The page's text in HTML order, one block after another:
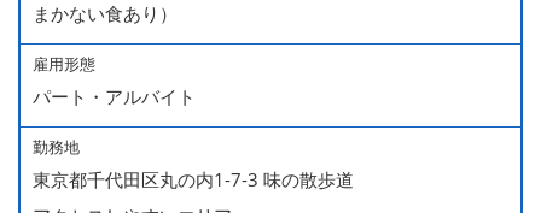
まかない食あり）
雇用形態
パート・アルバイト
勤務地
東京都千代田区丸の内1-7-3 味の散歩道